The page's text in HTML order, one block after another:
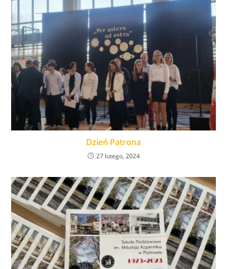
Dzień Patrona
27 lutego, 2024